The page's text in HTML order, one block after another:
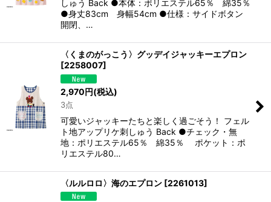
しゅう Back ●本体：ポリエステル65％ 綿35％
●身丈83cm 身幅54cm ●仕様：サイドボタン
開閉、…
〈くまのがっこう〉グッデイジャッキーエプロン
[2258007]
2,970円(税込)
3点
可愛いジャッキーたちと楽しく過ごそう！ フェル
ト地アップリケ刺しゅう Back ●チェック・無
地：ポリエステル65％ 綿35％ ポケット：ポ
リエステル80…
〈ルルロロ〉海のエプロン [2261013]